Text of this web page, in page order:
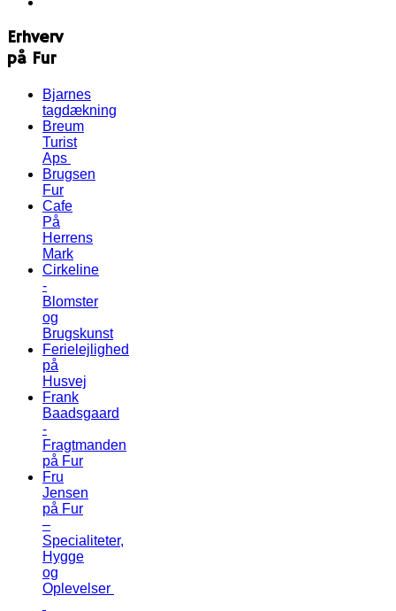
Erhverv
på Fur
Bjarnes
tagdækning
Breum
Turist
Aps
Brugsen
Fur
Cafe
På
Herrens
Mark
Cirkeline
-
Blomster
og
Brugskunst
Ferielejlighed
på
Husvej
Frank
Baadsgaard
-
Fragtmanden
på Fur
Fru
Jensen
på Fur
–
Specialiteter,
Hygge
og
Oplevelser